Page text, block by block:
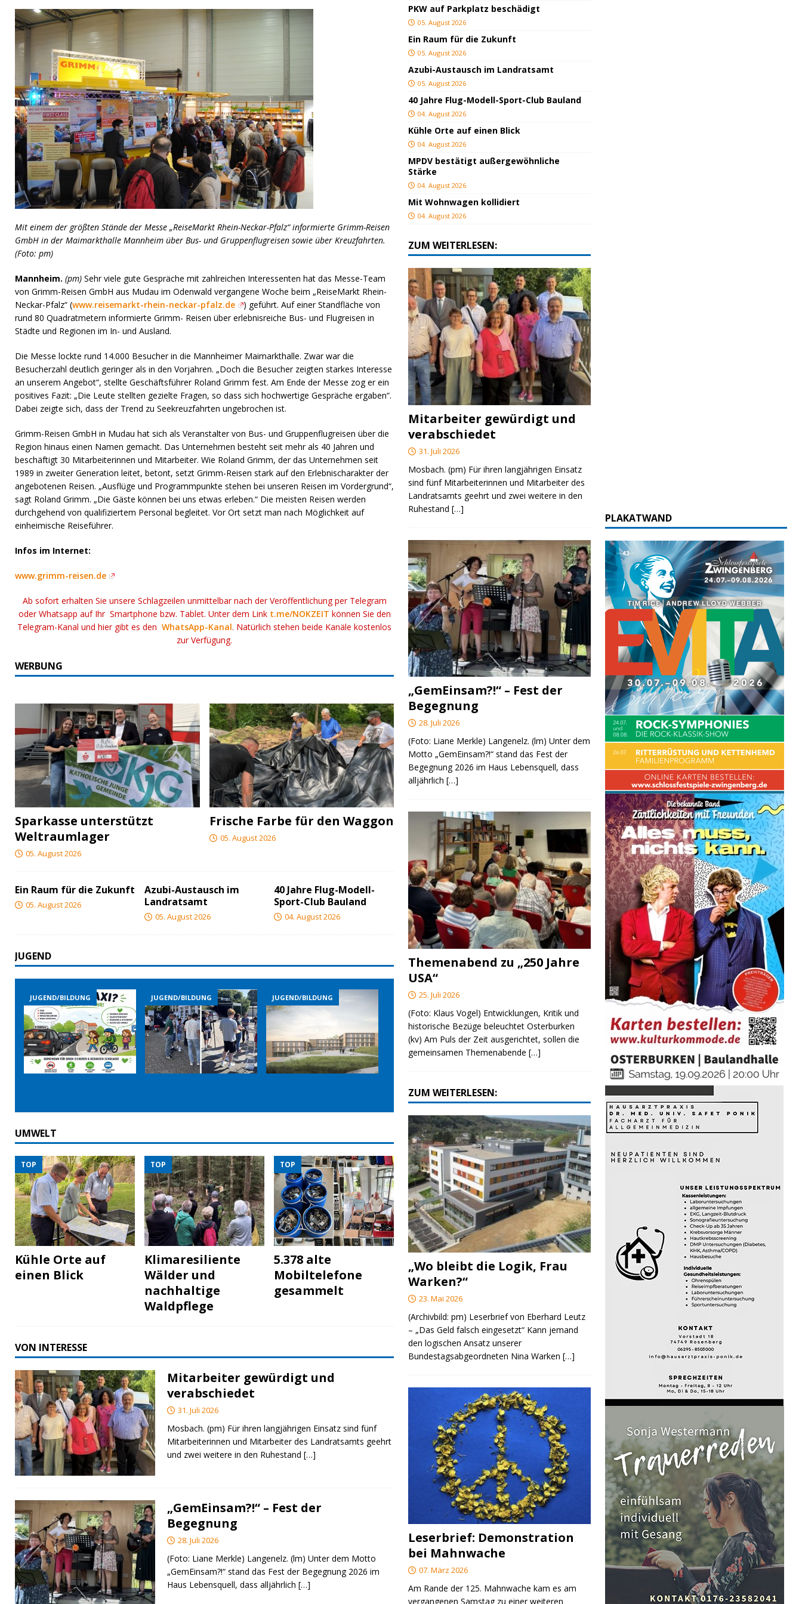
Mit einem der größten Stände der Messe „ReiseMarkt Rhein-Neckar-Pfalz“ informierte Grimm-Reisen
GmbH in der Maimarkthalle Mannheim über Bus- und Gruppenflugreisen sowie über Kreuzfahrten.
(Foto: pm)
Mannheim. (pm) Sehr viele gute Gespräche mit zahlreichen Interessenten hat das Messe-Team
von Grimm-Reisen GmbH aus Mudau im Odenwald vergangene Woche beim „ReiseMarkt Rhein-
Neckar-Pfalz“ (www.reisemarkt-rhein-neckar-pfalz.de
) geführt. Auf einer Standfläche von
rund 80 Quadratmetern informierte Grimm- Reisen über erlebnisreiche Bus- und Flugreisen in
Städte und Regionen im In- und Ausland.
Die Messe lockte rund 14.000 Besucher in die Mannheimer Maimarkthalle. Zwar war die
Besucherzahl deutlich geringer als in den Vorjahren. „Doch die Besucher zeigten starkes Interesse
an unserem Angebot“, stellte Geschäftsführer Roland Grimm fest. Am Ende der Messe zog er ein
positives Fazit: „Die Leute stellten gezielte Fragen, so dass sich hochwertige Gespräche ergaben“.
Dabei zeigte sich, dass der Trend zu Seekreuzfahrten ungebrochen ist.
Grimm-Reisen GmbH in Mudau hat sich als Veranstalter von Bus- und Gruppenflugreisen über die
Region hinaus einen Namen gemacht. Das Unternehmen besteht seit mehr als 40 Jahren und
beschäftigt 30 Mitarbeiterinnen und Mitarbeiter. Wie Roland Grimm, der das Unternehmen seit
1989 in zweiter Generation leitet, betont, setzt Grimm-Reisen stark auf den Erlebnischarakter der
angebotenen Reisen. „Ausflüge und Programmpunkte stehen bei unseren Reisen im Vordergrund“,
sagt Roland Grimm. „Die Gäste können bei uns etwas erleben.“ Die meisten Reisen werden
durchgehend von qualifiziertem Personal begleitet. Vor Ort setzt man nach Möglichkeit auf
einheimische Reiseführer.
Infos im Internet:
www.grimm-reisen.de
Ab sofort erhalten Sie unsere Schlagzeilen unmittelbar nach der Veröffentlichung per Telegram
oder Whatsapp auf Ihr Smartphone bzw. Tablet. Unter dem Link t.me/NOKZEIT können Sie den
Telegram-Kanal und hier gibt es denWhatsApp-Kanal. Natürlich stehen beide Kanäle kostenlos
zur Verfügung.
WERBUNG
Sparkasse unterstützt
Weltraumlager
05. August 2026
Frische Farbe für den Waggon
05. August 2026
Ein Raum für die Zukunft
05. August 2026
Azubi-Austausch im
Landratsamt
05. August 2026
40 Jahre Flug-Modell-
Sport-Club Bauland
04. August 2026
JUGEND
BILDUNG JUGEND/BILDUNG JUGEND/BILDUNG JUGEND/BILDUNG
UMWELT
TOP
Kühle Orte auf
einen Blick
TOP
Klimaresiliente
Wälder und
nachhaltige
Waldpflege
TOP
5.378 alte
Mobiltelefone
gesammelt
VON INTERESSE
Mitarbeiter gewürdigt und
verabschiedet
31. Juli 2026
Mosbach. (pm) Für ihren langjährigen Einsatz sind fünf
Mitarbeiterinnen und Mitarbeiter des Landratsamts geehrt
und zwei weitere in den Ruhestand […]
„GemEinsam?!“ – Fest der
Begegnung
28. Juli 2026
(Foto: Liane Merkle) Langenelz. (lm) Unter dem Motto
„GemEinsam?!“ stand das Fest der Begegnung 2026 im
Haus Lebensquell, dass alljährlich […]
PKW auf Parkplatz beschädigt
05. August 2026
Ein Raum für die Zukunft
05. August 2026
Azubi-Austausch im Landratsamt
05. August 2026
40 Jahre Flug-Modell-Sport-Club Bauland
04. August 2026
Kühle Orte auf einen Blick
04. August 2026
MPDV bestätigt außergewöhnliche
Stärke
04. August 2026
Mit Wohnwagen kollidiert
04. August 2026
ZUM WEITERLESEN:
Mitarbeiter gewürdigt und
verabschiedet
31. Juli 2026
Mosbach. (pm) Für ihren langjährigen Einsatz
sind fünf Mitarbeiterinnen und Mitarbeiter des
Landratsamts geehrt und zwei weitere in den
Ruhestand[…]
„GemEinsam?!“ – Fest der
Begegnung
28. Juli 2026
(Foto: Liane Merkle) Langenelz. (lm) Unter dem
Motto „GemEinsam?!“ stand das Fest der
Begegnung 2026 im Haus Lebensquell, dass
alljährlich[…]
Themenabend zu „250 Jahre
USA“
25. Juli 2026
(Foto: Klaus Vogel) Entwicklungen, Kritik und
historische Bezüge beleuchtet Osterburken
(kv) Am Puls der Zeit ausgerichtet, sollen die
gemeinsamen Themenabende[…]
ZUM WEITERLESEN:
„Wo bleibt die Logik, Frau
Warken?“
23. Mai 2026
(Archivbild: pm) Leserbrief von Eberhard Leutz
– „Das Geld falsch eingesetzt“ Kann jemand
den logischen Ansatz unserer
Bundestagsabgeordneten Nina Warken[…]
Leserbrief: Demonstration
bei Mahnwache
07. März 2026
Am Rande der 125. Mahnwache kam es am
vergangenen Samstag zu einer weiteren
PLAKATWAND